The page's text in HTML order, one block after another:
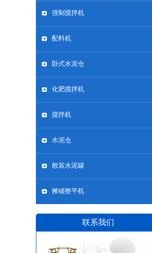
强制搅拌机
配料机
卧式水泥仓
化肥搅拌机
搅拌机
水泥仓
散装水泥罐
摊铺整平机
联系我们